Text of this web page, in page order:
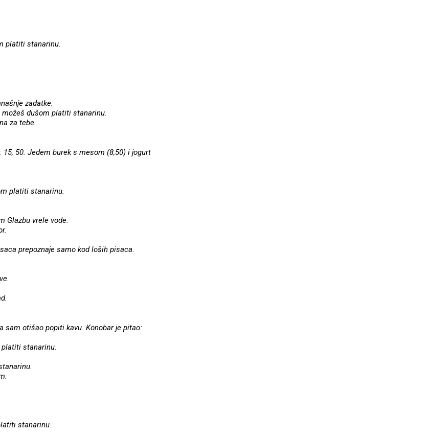
platiti stanarinu.
zadatke.
dušom platiti stanarinu.
za tebe.
50. Jedem burek s mesom (8,50) i jogurt
platiti stanarinu.
Glazbu vrele vode.
prepoznaje samo kod loših pisaca.
sam otišao popiti kavu. Konobar je pitao:
stanarinu.
stanarinu.